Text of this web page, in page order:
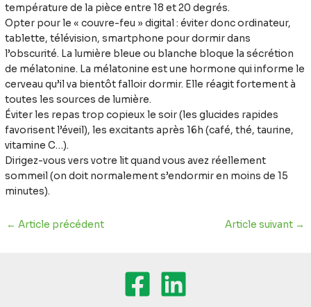
température de la pièce entre 18 et 20 degrés.
Opter pour le « couvre-feu » digital : éviter donc ordinateur,
tablette, télévision, smartphone pour dormir dans
l’obscurité. La lumière bleue ou blanche bloque la sécrétion
de mélatonine. La mélatonine est une hormone qui informe le
cerveau qu’il va bientôt falloir dormir. Elle réagit fortement à
toutes les sources de lumière.
Éviter les repas trop copieux le soir (les glucides rapides
favorisent l’éveil), les excitants après 16h (café, thé, taurine,
vitamine C…).
Dirigez-vous vers votre lit quand vous avez réellement
sommeil (on doit normalement s’endormir en moins de 15
minutes).
← Article précédent Article suivant →